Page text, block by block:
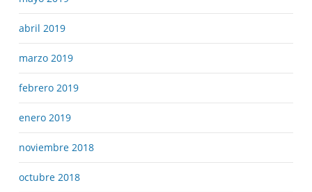
abril 2019
marzo 2019
febrero 2019
enero 2019
noviembre 2018
octubre 2018